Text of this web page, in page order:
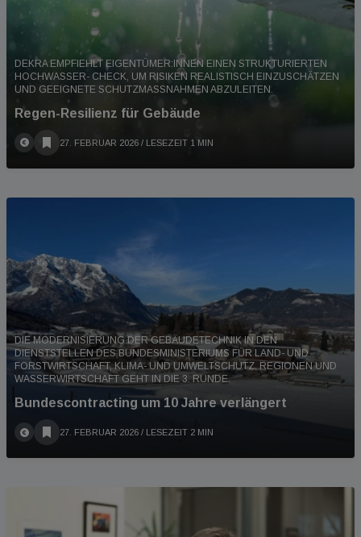
DEKRA EMPFIEHLT EIGENTÜMER:INNEN EINEN STRUKTURIERTEN
HOCHWASSER- CHECK, UM RISIKEN REALISTISCH EINZUSCHÄTZEN
UND GEEIGNETE SCHUTZMASSNAHMEN ABZULEITEN.
Regen-Resilienz für Gebäude
27. FEBRUAR 2026 / LESEZEIT 1 MIN
DIE MODERNISIERUNG DER GEBÄUDETECHNIK IN DEN
DIENSTSTELLEN DES BUNDESMINISTERIUMS FÜR LAND- UND
FORSTWIRTSCHAFT, KLIMA- UND UMWELTSCHUTZ, REGIONEN UND
WASSERWIRTSCHAFT GEHT IN DIE 3. RUNDE.
Bundescontracting um 10 Jahre verlängert
27. FEBRUAR 2026 / LESEZEIT 2 MIN